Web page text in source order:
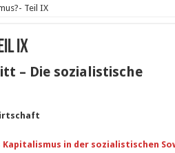
Teil IX
IX
– Die sozialistische
Kapitalismus in der sozialistischen